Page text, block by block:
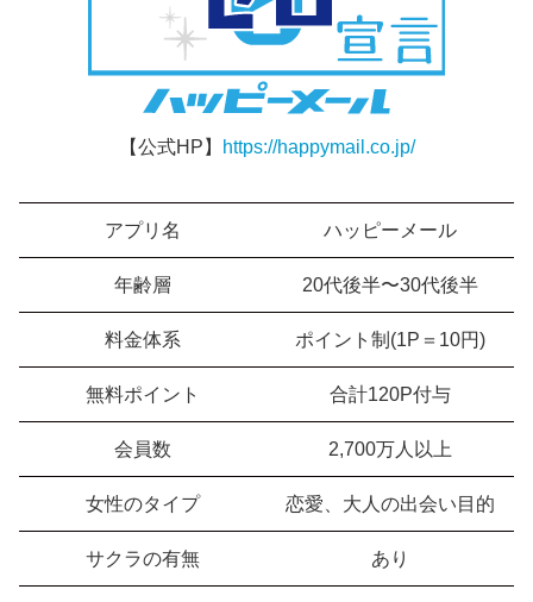
【公式HP】 https://happymail.co.jp/
アプリ名 ハッピーメール
年齢層 20代後半〜30代後半
料金体系 ポイント制(1P＝10円)
無料ポイント 合計120P付与
会員数 2,700万人以上
女性のタイプ 恋愛、大人の出会い目的
サクラの有無 あり